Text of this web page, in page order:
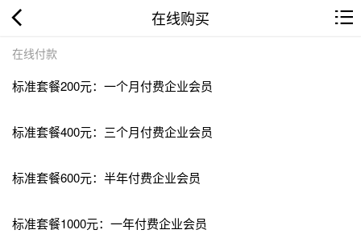
在线购买
在线付款
标准套餐200元：一个月付费企业会员
标准套餐400元：三个月付费企业会员
标准套餐600元：半年付费企业会员
标准套餐1000元：一年付费企业会员